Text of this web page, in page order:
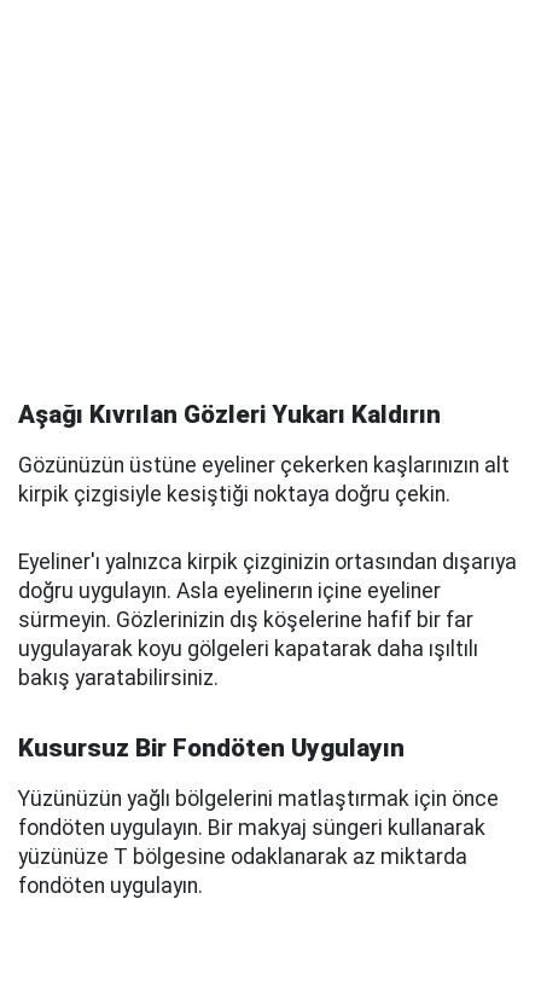
Aşağı Kıvrılan Gözleri Yukarı Kaldırın
Gözünüzün üstüne eyeliner çekerken kaşlarınızın alt
kirpik çizgisiyle kesiştiği noktaya doğru çekin.
Eyeliner'ı yalnızca kirpik çizginizin ortasından dışarıya
doğru uygulayın. Asla eyelinerın içine eyeliner
sürmeyin. Gözlerinizin dış köşelerine hafif bir far
uygulayarak koyu gölgeleri kapatarak daha ışıltılı
bakış yaratabilirsiniz.
Kusursuz Bir Fondöten Uygulayın
Yüzünüzün yağlı bölgelerini matlaştırmak için önce
fondöten uygulayın. Bir makyaj süngeri kullanarak
yüzünüze T bölgesine odaklanarak az miktarda
fondöten uygulayın.